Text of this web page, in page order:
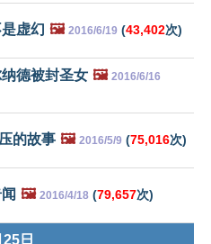
虚幻 🖼️ 2016/6/19 (43,402次)
德被封圣女 🖼️ 2016/6/16
的故事 🖼️ 2016/5/9 (75,016次)
🖼️ 2016/4/18 (79,657次)
日